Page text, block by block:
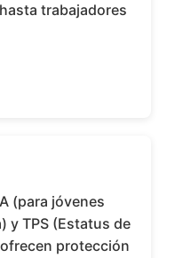
trabajadores
(para jóvenes
y TPS (Estatus de
protección